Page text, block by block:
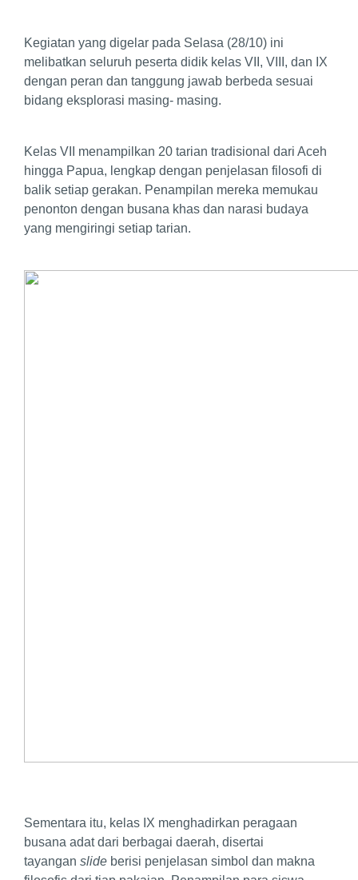
Kegiatan yang digelar pada Selasa (28/10) ini
melibatkan seluruh peserta didik kelas VII, VIII, dan IX
dengan peran dan tanggung jawab berbeda sesuai
bidang eksplorasi masing- masing.
Kelas VII menampilkan 20 tarian tradisional dari Aceh
hingga Papua, lengkap dengan penjelasan filosofi di
balik setiap gerakan. Penampilan mereka memukau
penonton dengan busana khas dan narasi budaya
yang mengiringi setiap tarian.
Sementara itu, kelas IX menghadirkan peragaan
busana adat dari berbagai daerah, disertai
tayangan slide berisi penjelasan simbol dan makna